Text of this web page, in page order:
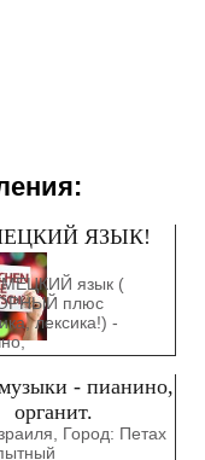
ЯЗЫК!
язык (
плюс
лексика!) -
и нескучно.
никогда не
немецкий? Моя
позволит вам читать
текст на
- пианино,
органит.
Город: Петах